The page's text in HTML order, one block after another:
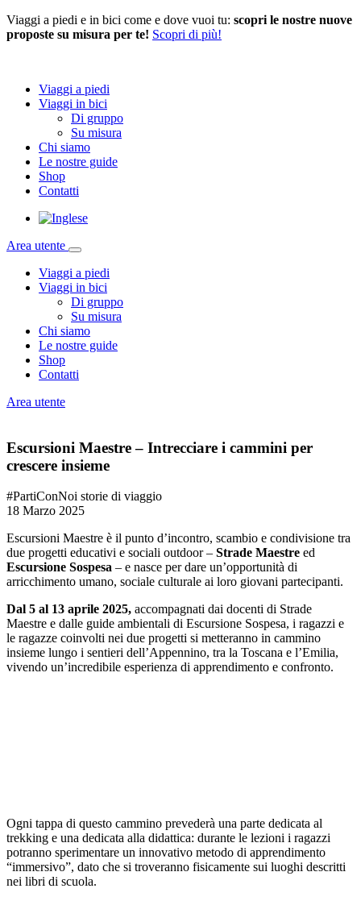
Viaggi a piedi e in bici come e dove vuoi tu: scopri le nostre nuove
proposte su misura per te! Scopri di più!
Viaggi a piedi
Viaggi in bici
Di gruppo
Su misura
Chi siamo
Le nostre guide
Shop
Contatti
Area utente
Viaggi a piedi
Viaggi in bici
Di gruppo
Su misura
Chi siamo
Le nostre guide
Shop
Contatti
Area utente
Escursioni Maestre – Intrecciare i cammini per
crescere insieme
#PartiConNoi storie di viaggio
18 Marzo 2025
Escursioni Maestre è il punto d’incontro, scambio e condivisione tra
due progetti educativi e sociali outdoor – Strade Maestre ed
Escursione Sospesa – e nasce per dare un’opportunità di
arricchimento umano, sociale culturale ai loro giovani partecipanti.
Dal 5 al 13 aprile 2025, accompagnati dai docenti di Strade
Maestre e dalle guide ambientali di Escursione Sospesa, i ragazzi e
le ragazze coinvolti nei due progetti si metteranno in cammino
insieme lungo i sentieri dell’Appennino, tra la Toscana e l’Emilia,
vivendo un’incredibile esperienza di apprendimento e confronto.
Ogni tappa di questo cammino prevederà una parte dedicata al
trekking e una dedicata alla didattica: durante le lezioni i ragazzi
potranno sperimentare un innovativo metodo di apprendimento
“immersivo”, dato che si troveranno fisicamente sui luoghi descritti
nei libri di scuola.